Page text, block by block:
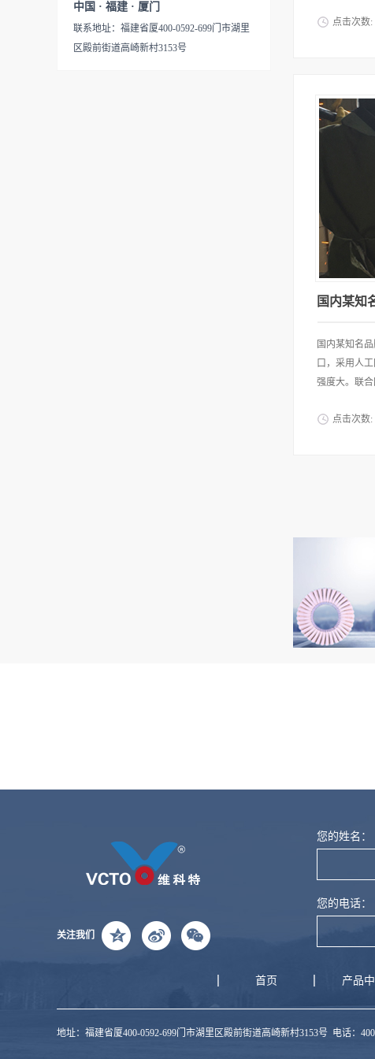
中国 · 福建 · 厦门
联系地址：福建省厦400-0592-699门市湖里
区殿前街道高崎新村3153号
点击次数:
国内某知
国内某知名
口，采用人
强度大。联
点击次数:
您的姓名：
您的电话：
关注我们
首页 产品
地址：福建省厦400-0592-699门市湖里区殿前街道高崎新村3153号 电话：